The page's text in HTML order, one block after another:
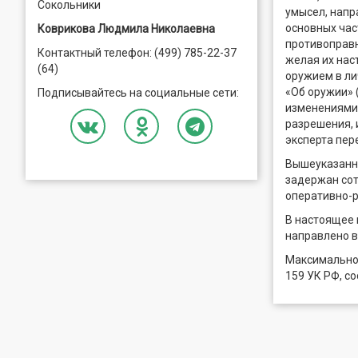
Сокольники
Коврикова Людмила Николаевна
Контактный телефон: (499) 785-22-37
(64)
Подписывайтесь на социальные сети:
умысел,
основных
желая их
оружием в
«Об оружии»
изменениями
разрешения,
эксперта
задержан
оперативно-
В настоящее
направлено
159 УК РФ,